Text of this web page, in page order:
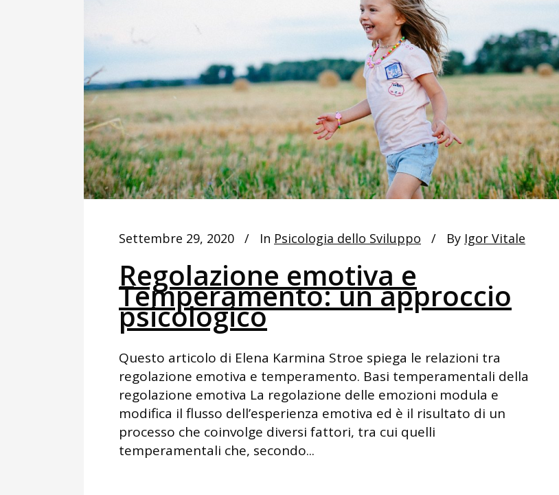
Settembre 29, 2020 In Psicologia dello Sviluppo By Igor Vitale
Regolazione emotiva e
Temperamento: un approccio
psicologico
Questo articolo di Elena Karmina Stroe spiega le relazioni tra
regolazione emotiva e temperamento. Basi temperamentali della
regolazione emotiva La regolazione delle emozioni modula e
modifica il flusso dell’esperienza emotiva ed è il risultato di un
processo che coinvolge diversi fattori, tra cui quelli
temperamentali che, secondo...